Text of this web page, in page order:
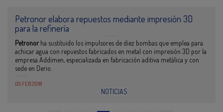
Petronor elabora repuestos mediante impresión 3D
para la refinería
Petronor ha sustituido los impulsores de diez bombas que emplea para
achicar agua con repuestos fabricados en metal con impresión 3D por la
empresa Addimen, especializada en fabricación aditiva metálica y con
sede en Derio.
05 FEB 2018
NOTICIAS